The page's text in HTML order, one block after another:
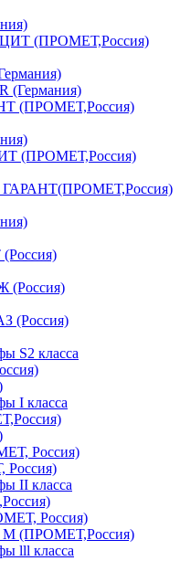
(ПРОМЕТ,Россия)
(Германия)
(ПРОМЕТ,Россия)
(ПРОМЕТ,Россия)
(Россия)
(Россия)
S2 класса
I класса
Россия)
II класса
Россия)
(ПРОМЕТ,Россия)
lll класса